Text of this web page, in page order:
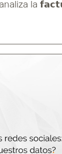
la
𝟮𝟬𝟮𝟰.